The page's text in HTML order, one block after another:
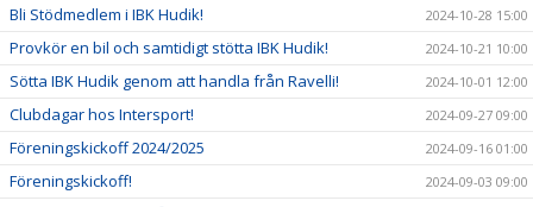
Bli Stödmedlem i IBK Hudik! 2024-10-28 15:00
Provkör en bil och samtidigt stötta IBK Hudik! 2024-10-21 10:00
Sötta IBK Hudik genom att handla från Ravelli! 2024-10-01 12:00
Clubdagar hos Intersport! 2024-09-27 09:00
Föreningskickoff 2024/2025 2024-09-16 01:00
Föreningskickoff! 2024-09-03 09:00